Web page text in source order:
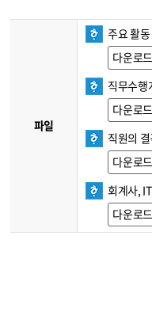
파일
주요 활
다운로드
직무수
다운로드
직원의
다운로드
회계사,
다운로드